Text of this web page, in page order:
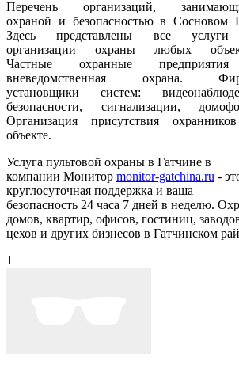
Перечень организаций,
охраной и безопасностью в Сосновом
Здесь представлены все
организации охраны любых
Частные охранные
вневедомственная охрана.
установщики систем:
безопасности, сигнализации,
Организация присутствия
объекте.
Услуга пультовой охраны в Гатчине в
компании Монитор monitor-gatchina.ru -
круглосуточная поддержка и ваша
безопасность 24 часа 7 дней в неделю.
домов, квартир, офисов, гостиниц,
цехов и других бизнесов в Гатчинском
1